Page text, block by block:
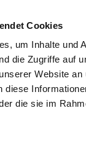
Cookies
um Inhalte und
die Zugriffe auf
Website
diese
die sie im